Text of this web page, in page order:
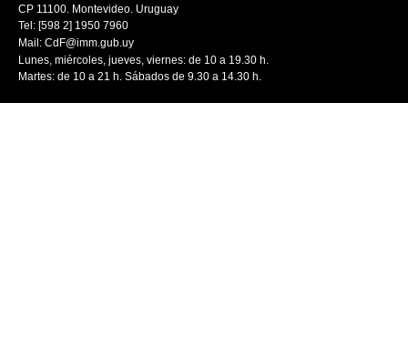
CP 11100. Montevideo. Uruguay
Tel: [598 2] 1950 7960
Mail: CdF@imm.gub.uy
Lunes, miércoles, jueves, viernes: de 10 a 19.30 h.
Martes: de 10 a 21 h. Sábados de 9.30 a 14.30 h.